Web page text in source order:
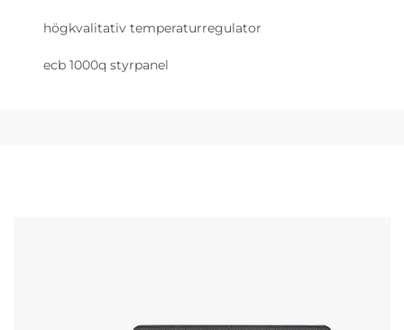
högkvalitativ temperaturregulator
ecb 1000q styrpanel